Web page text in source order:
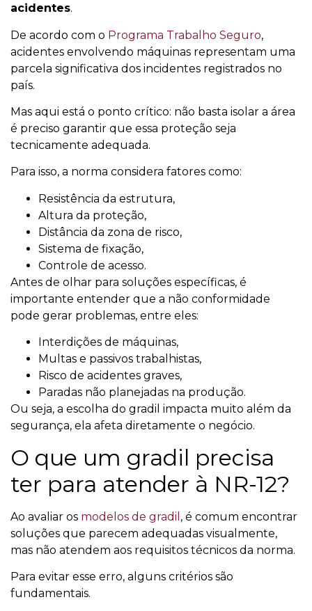
acidentes.
De acordo com o Programa Trabalho Seguro,
acidentes envolvendo máquinas representam uma
parcela significativa dos incidentes registrados no
país.
Mas aqui está o ponto crítico: não basta isolar a área
é preciso garantir que essa proteção seja
tecnicamente adequada.
Para isso, a norma considera fatores como:
Resistência da estrutura,
Altura da proteção,
Distância da zona de risco,
Sistema de fixação,
Controle de acesso.
Antes de olhar para soluções específicas, é
importante entender que a não conformidade
pode gerar problemas, entre eles:
Interdições de máquinas,
Multas e passivos trabalhistas,
Risco de acidentes graves,
Paradas não planejadas na produção.
Ou seja, a escolha do gradil impacta muito além da
segurança, ela afeta diretamente o negócio.
O que um gradil precisa
ter para atender à NR-12?
Ao avaliar os modelos de gradil , é comum encontrar
soluções que parecem adequadas visualmente,
mas não atendem aos requisitos técnicos da norma.
Para evitar esse erro, alguns critérios são
fundamentais.